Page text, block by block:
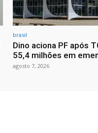
brasil
Dino aciona PF após
55,4 milhões em
agosto 7, 2026